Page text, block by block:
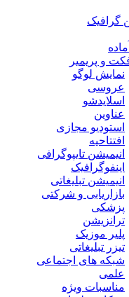
گرافیک
و پریمیر
نمایش لوگو
عروسی
اسلایدشو
عناوین
استودیو مجازی
افتتاحیه
انیمیشن تایپوگرافی
اینفوگرافیک
انیمیشن تبلیغاتی
بازاریابی و شرکتی
پزشکی
ترانزیشن
پلیر موزیک
تیزر تبلیغاتی
شبکه های اجتماعی
علمی
مناسبات ویژه